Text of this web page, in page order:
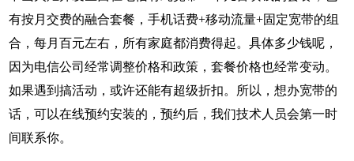
有按月交费的融合套餐，手机话费+移动流量+固定宽带的组
合，每月百元左右，所有家庭都消费得起。具体多少钱呢，
因为电信公司经常调整价格和政策，套餐价格也经常变动。
如果遇到搞活动，或许还能有超级折扣。所以，想办宽带的
话，可以在线预约安装的，预约后，我们技术人员会第一时
间联系你。